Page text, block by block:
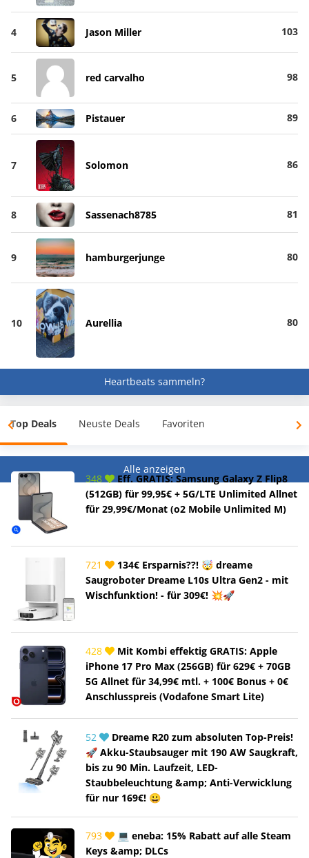
4 Jason Miller 103
5 red carvalho 98
6 Pistauer 89
7 Solomon 86
8 Sassenach8785 81
9 hamburgerjunge 80
10 Aurellia 80
Heartbeats sammeln?
Top Deals Neuste Deals Favoriten
Alle anzeigen
348
Eff. GRATIS: Samsung Galaxy Z Flip8
(512GB) für 99,95€ + 5G/LTE Unlimited Allnet
für 29,99€/Monat (o2 Mobile Unlimited M)
721
134€ Ersparnis??! 🤯 dreame
Saugroboter Dreame L10s Ultra Gen2 - mit
Wischfunktion! - für 309€! 💥🚀
428
Mit Kombi effektig GRATIS: Apple
iPhone 17 Pro Max (256GB) für 629€ + 70GB
5G Allnet für 34,99€ mtl. + 100€ Bonus + 0€
Anschlusspreis (Vodafone Smart Lite)
52
Dreame R20 zum absoluten Top-Preis!
🚀 Akku-Staubsauger mit 190 AW Saugkraft,
bis zu 90 Min. Laufzeit, LED-
Staubbeleuchtung &amp; Anti-Verwicklung
für nur 169€! 😀
793
💻 eneba: 15% Rabatt auf alle Steam
Keys &amp; DLCs